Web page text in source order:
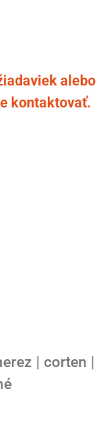
alebo
kontaktovať.
| corten |